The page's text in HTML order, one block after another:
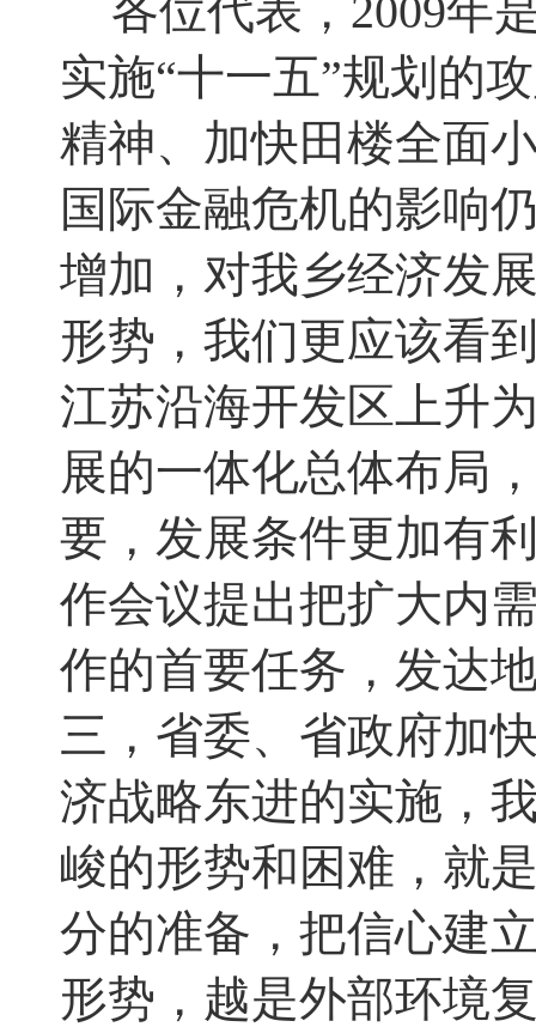
各位代表 ， 2009年
实施“十一五”规划的
精神、加快田楼全面
国际金融危机的影响
增加，对我乡经济发
形势，我们更应该看
江苏沿海开发区上升
展的一体化总体布局
要 ， 发展条件更加有
作会议提出把扩大内
作的首要任务，发达
三，省委、省政府加
济战略东进的实施，
峻的形势和困难，就
分的准备 ， 把信心建
形势 ， 越是外部环境